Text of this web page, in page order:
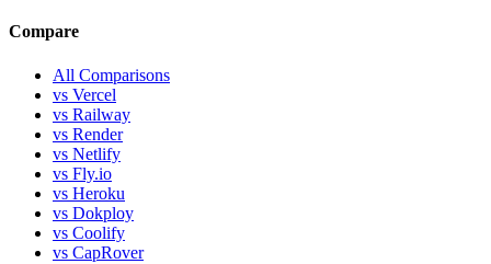
Compare
All Comparisons
vs Vercel
vs Railway
vs Render
vs Netlify
vs Fly.io
vs Heroku
vs Dokploy
vs Coolify
vs CapRover